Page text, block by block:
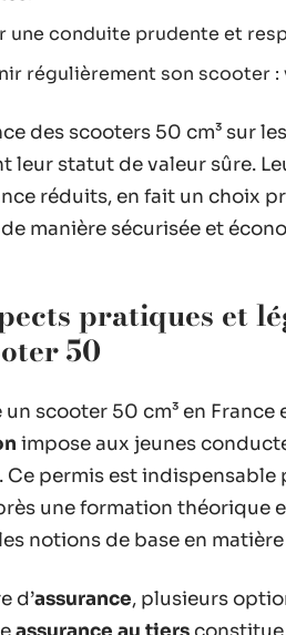
une conduite prudente et
régulièrement son scooter
des scooters 50 cm³ sur
leur statut de valeur sûre.
réduits, en fait un choix
manière sécurisée et